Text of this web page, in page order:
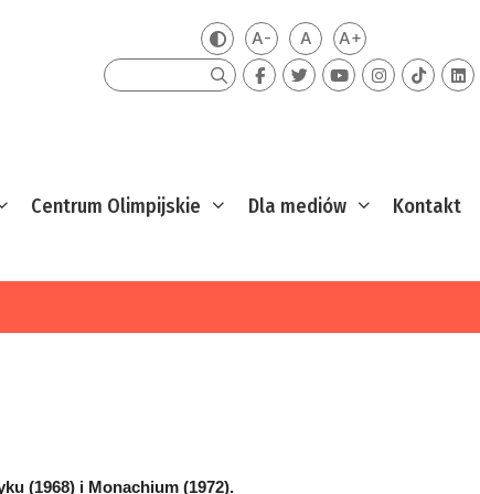
Zmień kontrast
A-Mniejsza czcionka
ADomyślna czcionka
A+Większa
Szukaj
Centrum Olimpijskie Dla mediów Kontakt
(1968) i Monachium (1972).